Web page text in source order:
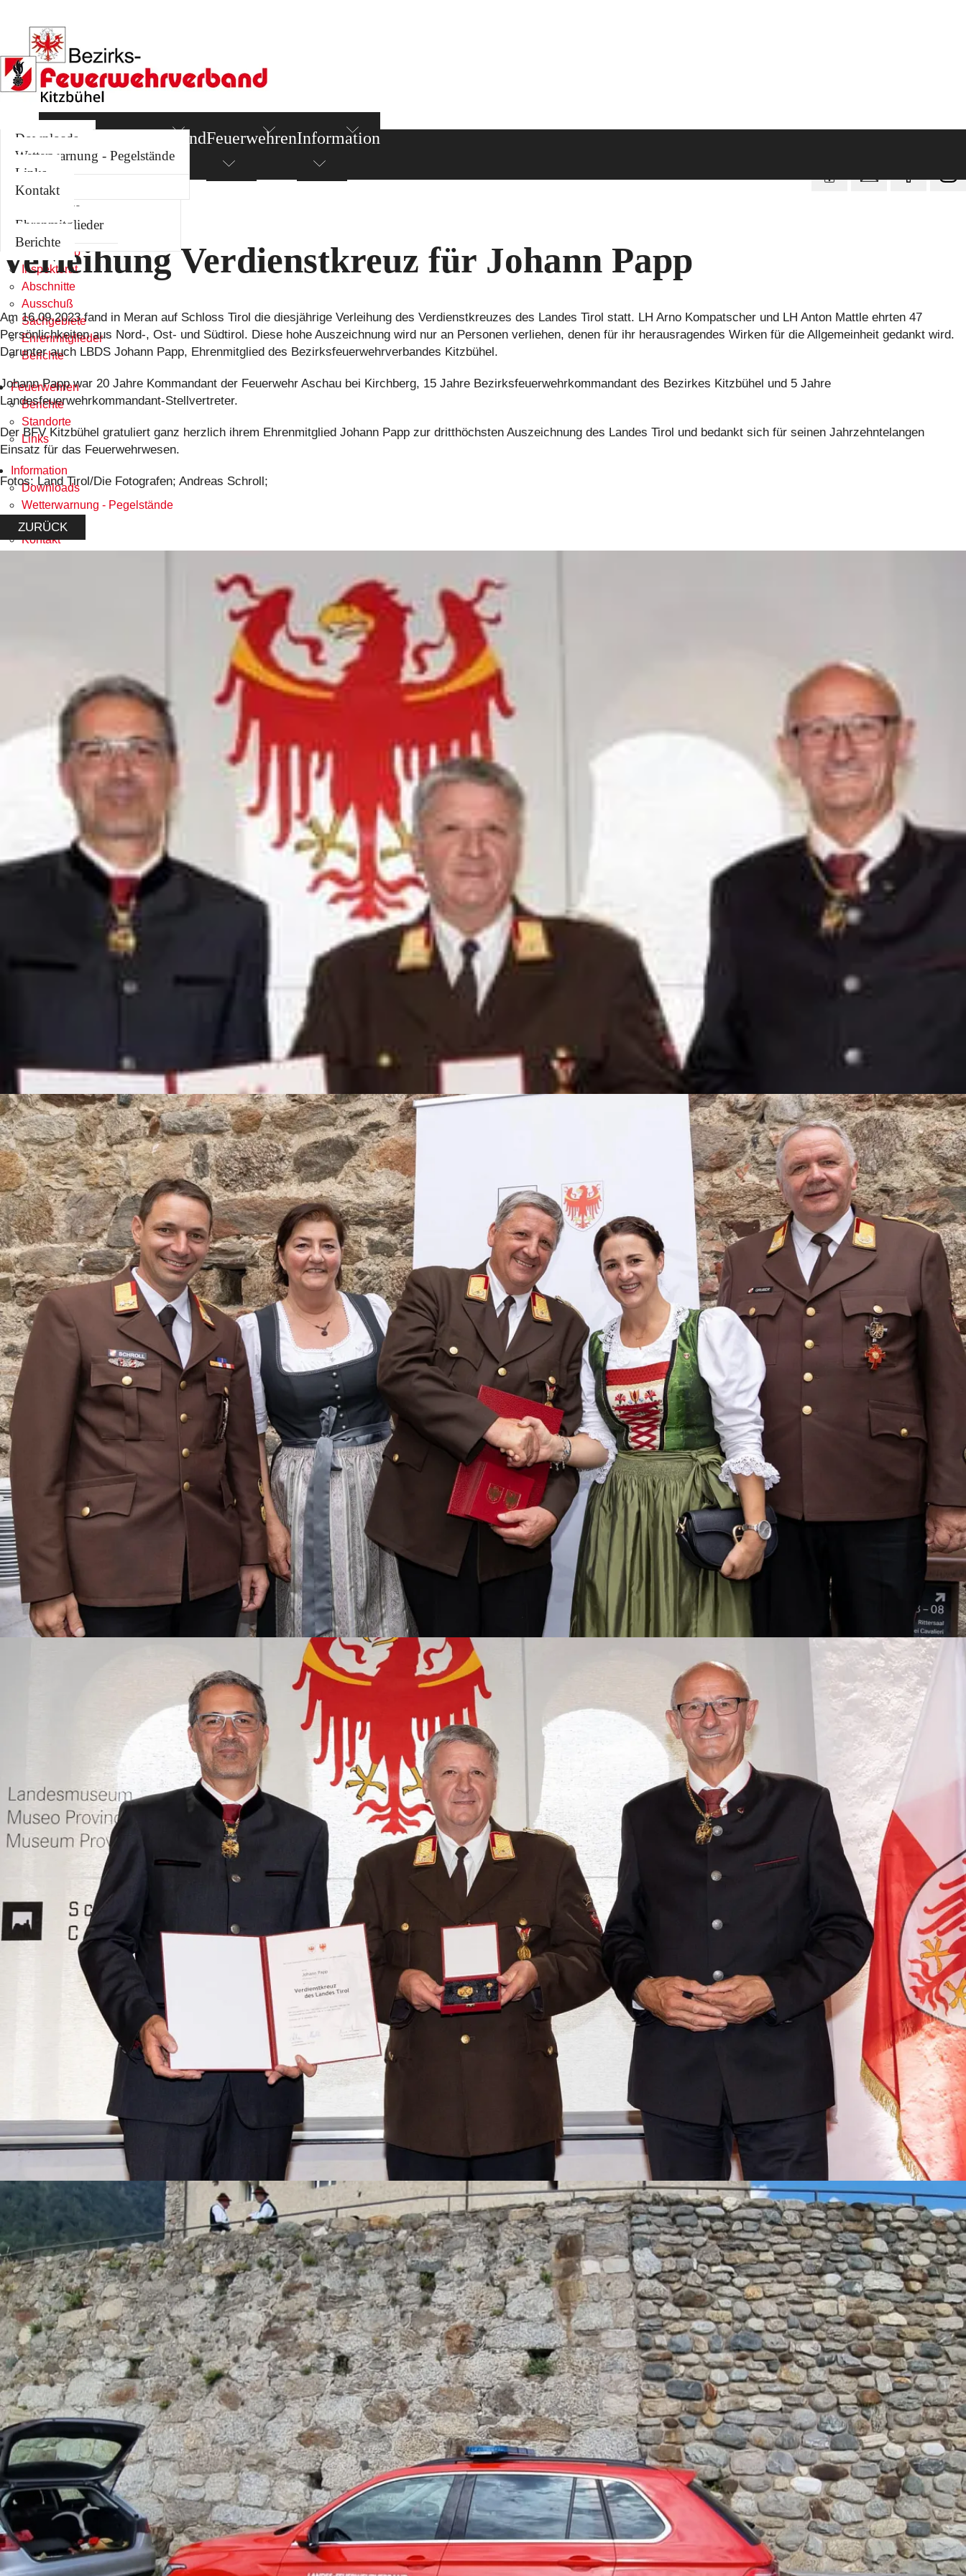
News Termine Bezirksverband
Kommando
Inspektorat
Abschnitte
Ausschuß
Sachgebiete
Ehrenmitglieder
Berichte
Feuerwehren
Berichte
Standorte
Links
Information
Downloads
Wetterwarnung - Pegelstände
Links
Kontakt
Termine
Bezirksverband
Kommando
Inspektorat
Abschnitte
Ausschuß
Sachgebiete
Ehrenmitglieder
Berichte
Feuerwehren
Berichte
Standorte
Links
Information
Downloads
Wetterwarnung - Pegelstände
Links
Kontakt
Sie befinden sich hier:
Verleihung Verdienstkreuz für Johann Papp
Am 16.09.2023 fand in Meran auf Schloss Tirol die diesjährige Verleihung des Verdienstkreuzes des Landes Tirol statt. LH Arno Kompatscher und LH Anton Mattle ehrten 47
Persönlichkeiten aus Nord-, Ost- und Südtirol. Diese hohe Auszeichnung wird nur an Personen verliehen, denen für ihr herausragendes Wirken für die Allgemeinheit gedankt wird.
Darunter auch LBDS Johann Papp, Ehrenmitglied des Bezirksfeuerwehrverbandes Kitzbühel.
Johann Papp war 20 Jahre Kommandant der Feuerwehr Aschau bei Kirchberg, 15 Jahre Bezirksfeuerwehrkommandant des Bezirkes Kitzbühel und 5 Jahre
Landesfeuerwehrkommandant-Stellvertreter.
Der BFV Kitzbühel gratuliert ganz herzlich ihrem Ehrenmitglied Johann Papp zur dritthöchsten Auszeichnung des Landes Tirol und bedankt sich für seinen Jahrzehntelangen
Einsatz für das Feuerwehrwesen.
Fotos: Land Tirol/Die Fotografen; Andreas Schroll;
ZURÜCK